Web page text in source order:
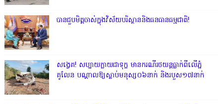
បានជួបមិត្តចាស់ក្នុងវិស័យបរិស្ថាននិងធនធានធម្មជាតិ!
សង្វេគ! សប្បាយក្លាយជាទុក្ខ មានករណីរថយន្តធ្លាក់ពីលើភ្នំ
គូលែន បណ្ដាលឱ្យស្លាប់មនុស្ស០៦នាក់ និងរបួស១៧នាក់